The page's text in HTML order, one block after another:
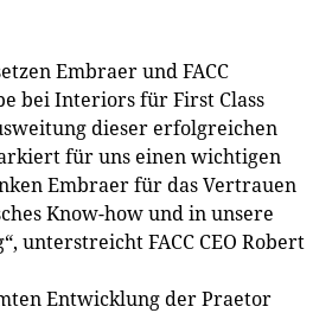
Embraer und FACC
bei Interiors für First Class
dieser erfolgreichen
für uns einen wichtigen
Embraer für das Vertrauen
Know-how und in unsere
unterstreicht FACC CEO Robert
Entwicklung der Praetor